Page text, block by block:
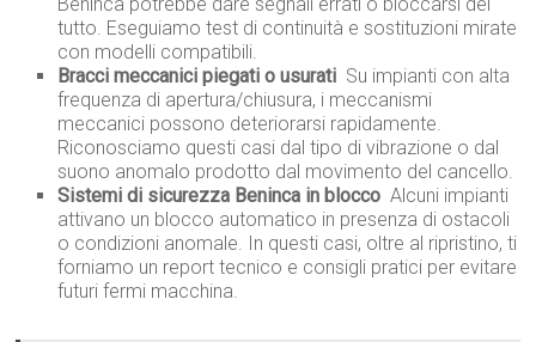
tutto. Eseguiamo test di continuità e sostituzioni mirate
con modelli compatibili.
Bracci meccanici piegati o usurati  Su impianti con alta
frequenza di apertura/chiusura, i meccanismi
meccanici possono deteriorarsi rapidamente.
Riconosciamo questi casi dal tipo di vibrazione o dal
suono anomalo prodotto dal movimento del cancello.
Sistemi di sicurezza Beninca in blocco  Alcuni impianti
attivano un blocco automatico in presenza di ostacoli
o condizioni anomale. In questi casi, oltre al ripristino, ti
forniamo un report tecnico e consigli pratici per evitare
futuri fermi macchina.